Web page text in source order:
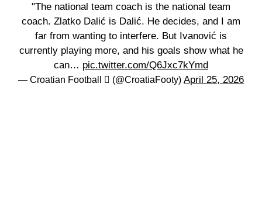
"The national team coach is the national team
coach. Zlatko Dalić is Dalić. He decides, and I am
far from wanting to interfere. But Ivanović is
currently playing more, and his goals show what he
can… pic.twitter.com/Q6Jxc7kYmd
— Croatian Football  (@CroatiaFooty) April 25, 2026